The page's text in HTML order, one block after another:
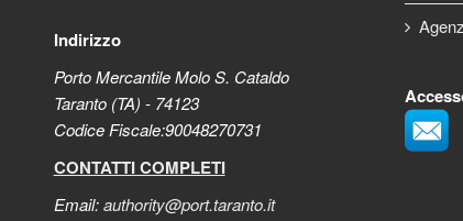
Indirizzo
Porto Mercantile Molo S. Cataldo
Taranto (TA) - 74123
Codice Fiscale:90048270731
CONTATTI COMPLETI
Email:authority@port.taranto.it